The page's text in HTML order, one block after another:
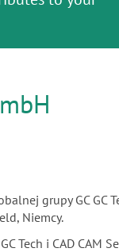
grupy GC GC
Niemcy.
Tech i CAD CAM